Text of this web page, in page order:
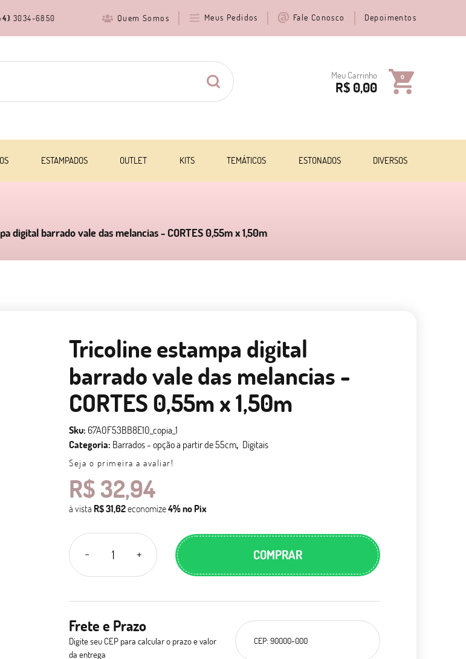
3034-6850 Quem Somos Meus Pedidos Fale Conosco Depoimentos
Meu Carrinho 0
R$ 0,00
ESTAMPADOS OUTLET KITS TEMÁTICOS ESTONADOS DIVERSOS
digital barrado vale das melancias - CORTES 0,55m x 1,50m
Tricoline estampa digital
barrado vale das melancias -
CORTES 0,55m x 1,50m
Sku: 67A0F53BB8E10_copia_1
Categoria: Barrados - opção a partir de 55cm Digitais
Seja o primeira a avaliar!
R$ 32,94
à vista R$ 31,62economize4%no Pix
COMPRAR
Frete e Prazo
Digite seu CEP para calcular o prazo e valor
da entrega